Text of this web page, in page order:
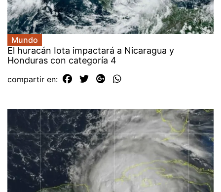
Mundo
El huracán Iota impactará a Nicaragua y
Honduras con categoría 4
compartir en: